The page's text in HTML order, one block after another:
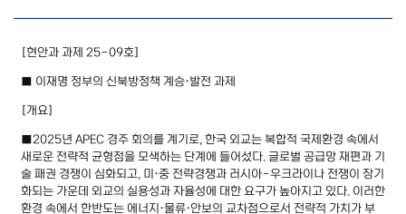
[현안과 과제 25-09호]
■ 이재명 정부의 신북방정책 계승·발전 과제
[개요]
■2025년 APEC 경주 회의를 계기로, 한국 외교는 복합적 국제환경 속에서
새로운 전략적 균형점을 모색하는 단계에 들어섰다. 글로벌 공급망 재편과 기
술 패권 경쟁이 심화되고, 미·중 전략경쟁과 러시아-우크라이나 전쟁이 장기
화되는 가운데 외교의 실용성과 자율성에 대한 요구가 높아지고 있다. 이러한
환경 속에서 한반도는 에너지·물류·안보의 교차점으로서 전략적 가치가 부